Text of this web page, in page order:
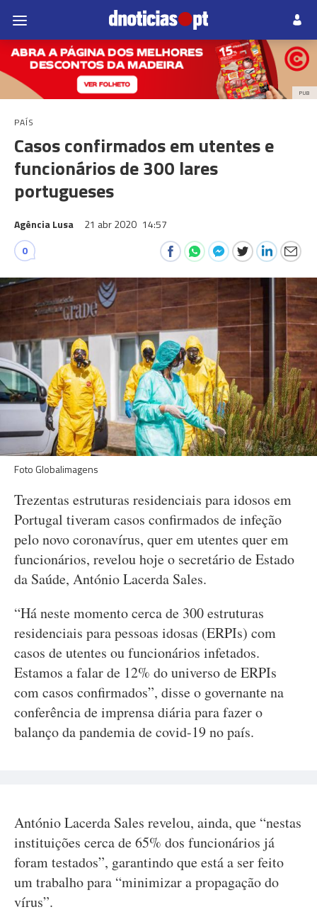
PUB
PAÍS
Casos confirmados em utentes e
funcionários de 300 lares
portugueses
Agência Lusa 21 abr 2020 14:57
0
Foto Globalimagens
Trezentas estruturas residenciais para idosos em
Portugal tiveram casos confirmados de infeção
pelo novo coronavírus, quer em utentes quer em
funcionários, revelou hoje o secretário de Estado
da Saúde, António Lacerda Sales.
“Há neste momento cerca de 300 estruturas
residenciais para pessoas idosas (ERPIs) com
casos de utentes ou funcionários infetados.
Estamos a falar de 12% do universo de ERPIs
com casos confirmados”, disse o governante na
conferência de imprensa diária para fazer o
balanço da pandemia de covid-19 no país.
António Lacerda Sales revelou, ainda, que “nestas
instituições cerca de 65% dos funcionários já
foram testados”, garantindo que está a ser feito
um trabalho para “minimizar a propagação do
vírus”.